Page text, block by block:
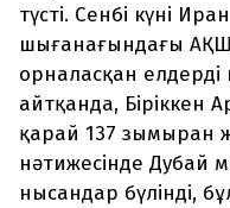
түсті. Сенбі күні
шығанағындағы
орналасқан
айтқанда, Біріккен
қарай 137 зымыран
нәтижесінде Дубай
нысандар бүлінді,